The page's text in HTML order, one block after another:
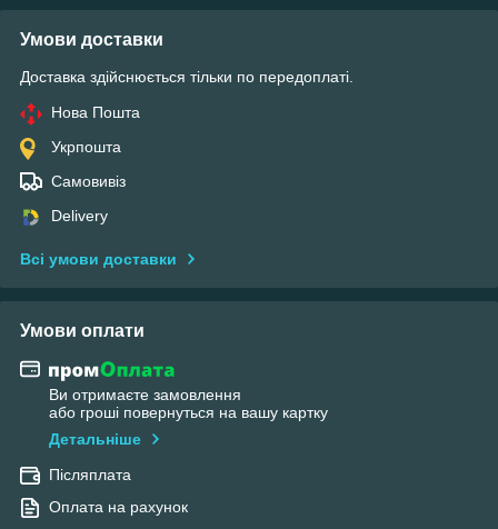
Умови доставки
Доставка здійснюється тільки по передоплаті.
Нова Пошта
Укрпошта
Самовивіз
Delivery
Всі умови доставки
Умови оплати
Ви отримаєте замовлення
або гроші повернуться на вашу картку
Детальніше
Післяплата
Оплата на рахунок